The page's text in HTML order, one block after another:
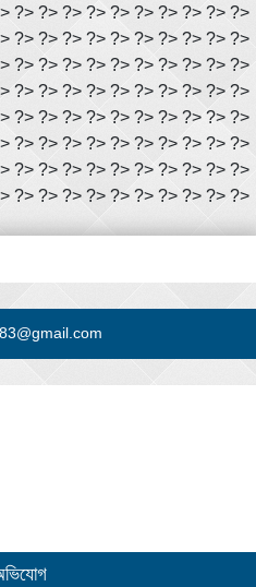
?> ?> ?> ?> ?> ?> ?> ?> ?> ?>
?> ?> ?> ?> ?> ?> ?> ?> ?> ?>
?> ?> ?> ?> ?> ?> ?> ?> ?> ?>
?> ?> ?> ?> ?> ?> ?> ?> ?> ?>
?> ?> ?> ?> ?> ?> ?> ?> ?> ?>
?> ?> ?> ?> ?> ?> ?> ?> ?> ?>
?> ?> ?> ?> ?> ?> ?> ?> ?> ?>
?> ?> ?> ?> ?> ?> ?> ?> ?> ?>